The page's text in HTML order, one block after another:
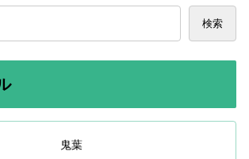
検索
鬼葉